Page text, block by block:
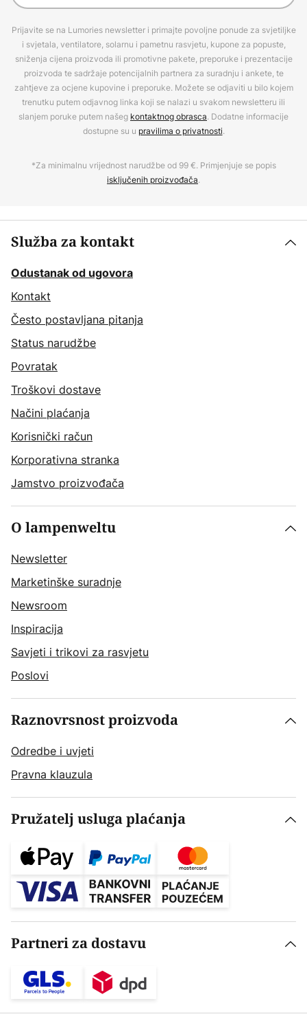
Prijavite se na Lumories newsletter i primajte povoljne ponude za svjetiljke
i svjetala, ventilatore, solarnu i pametnu rasvjetu, kupone za popuste,
sniženja cijena proizvoda ili promotivne pakete, preporuke i prezentacije
proizvoda te sadržaje potencijalnih partnera za suradnju i ankete, te
zahtjeve za ocjene kupovine i preporuke. Možete se odjaviti u bilo kojem
trenutku putem odjavnog linka koji se nalazi u svakom newsletteru ili
slanjem poruke putem našeg kontaktnog obrasca. Dodatne informacije
dostupne su u pravilima o privatnosti.
*Za minimalnu vrijednost narudžbe od 99 €. Primjenjuje se popis
isključenih proizvođača.
Služba za kontakt
Odustanak od ugovora
Kontakt
Često postavljana pitanja
Status narudžbe
Povratak
Troškovi dostave
Načini plaćanja
Korisnički račun
Korporativna stranka
Jamstvo proizvođača
O lampenweltu
Newsletter
Marketinške suradnje
Newsroom
Inspiracija
Savjeti i trikovi za rasvjetu
Poslovi
Raznovrsnost proizvoda
Odredbe i uvjeti
Pravna klauzula
Pružatelj usluga plaćanja
Partneri za dostavu